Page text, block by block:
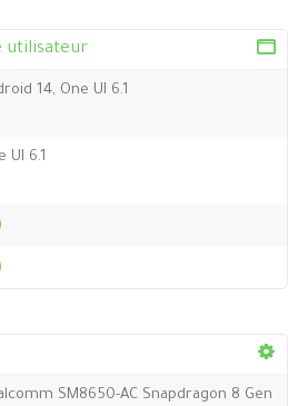
utilisateur
14, One UI 6.1
UI 6.1
SM8650-AC Snapdragon 8 Gen